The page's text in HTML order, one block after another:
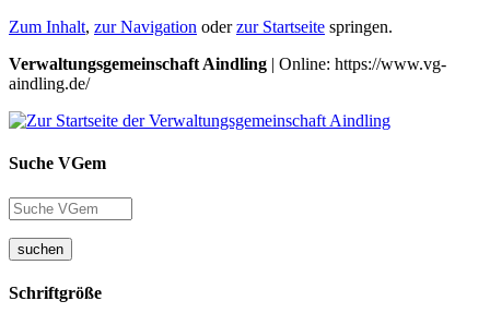
Zum Inhalt, zur Navigation oderzur Startseite springen.
Verwaltungsgemeinschaft Aindling | Online: https://www.vg-
aindling.de/
Suche VGem
suchen
Schriftgröße